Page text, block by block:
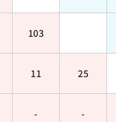
103
11 25
- -